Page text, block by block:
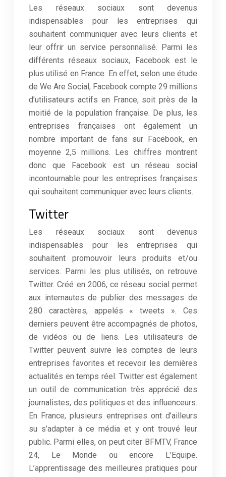
Les réseaux sociaux sont devenus
indispensables pour les entreprises qui
souhaitent communiquer avec leurs clients et
leur offrir un service personnalisé. Parmi les
différents réseaux sociaux, Facebook est le
plus utilisé en France. En effet, selon une étude
de We Are Social, Facebook compte 29 millions
d’utilisateurs actifs en France, soit près de la
moitié de la population française. De plus, les
entreprises françaises ont également un
nombre important de fans sur Facebook, en
moyenne 2,5 millions. Les chiffres montrent
donc que Facebook est un réseau social
incontournable pour les entreprises françaises
qui souhaitent communiquer avec leurs clients.
Twitter
Les réseaux sociaux sont devenus
indispensables pour les entreprises qui
souhaitent promouvoir leurs produits et/ou
services. Parmi les plus utilisés, on retrouve
Twitter. Créé en 2006, ce réseau social permet
aux internautes de publier des messages de
280 caractères, appelés « tweets ». Ces
derniers peuvent être accompagnés de photos,
de vidéos ou de liens. Les utilisateurs de
Twitter peuvent suivre les comptes de leurs
entreprises favorites et recevoir les dernières
actualités en temps réel. Twitter est également
un outil de communication très apprécié des
journalistes, des politiques et des influenceurs.
En France, plusieurs entreprises ont d’ailleurs
su s’adapter à ce média et y ont trouvé leur
public. Parmi elles, on peut citer BFMTV, France
24, Le Monde ou encore L’Equipe.
L’apprentissage des meilleures pratiques pour